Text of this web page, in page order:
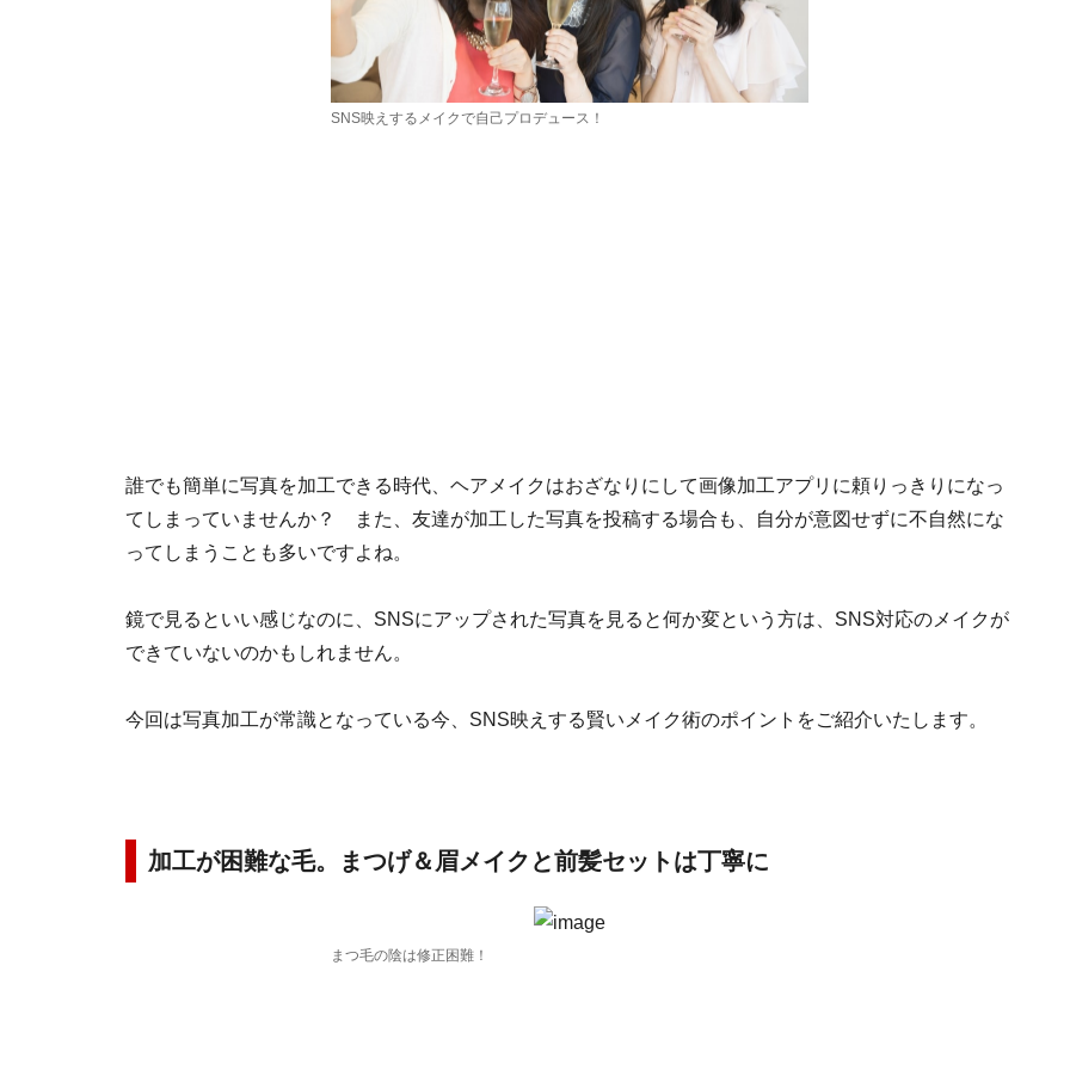
SNS映えするメイクで自己プロデュース！
誰でも簡単に写真を加工できる時代、ヘアメイクはおざなりにして画像加工アプリに頼りっきりになっ
てしまっていませんか？ また、友達が加工した写真を投稿する場合も、自分が意図せずに不自然にな
ってしまうことも多いですよね。
鏡で見るといい感じなのに、SNSにアップされた写真を見ると何か変という方は、SNS対応のメイクが
できていないのかもしれません。
今回は写真加工が常識となっている今、SNS映えする賢いメイク術のポイントをご紹介いたします。
加工が困難な毛。まつげ＆眉メイクと前髪セットは丁寧に
まつ毛の陰は修正困難！